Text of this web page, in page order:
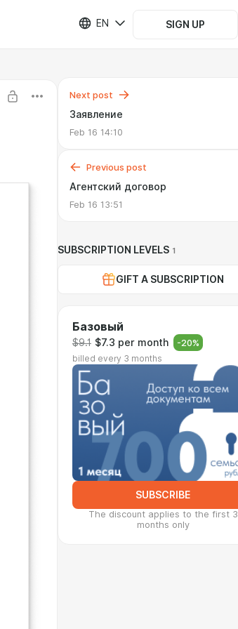
EN SIGN UP
Next post
Заявление
Feb 16 14:10
Previous post
Агентский договор
Feb 16 13:51
SUBSCRIPTION LEVELS 1
GIFT A SUBSCRIPTION
Базовый
$9.1 $7.3 per month -20%
billed every 3 months
SUBSCRIBE
The discount applies to the first 3
months only